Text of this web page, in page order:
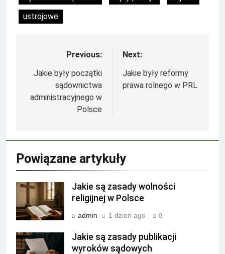
ustrojowe
Nawigacja
wpisu
Previous:
Jakie były początki
sądownictwa
administracyjnego w
Polsce
Next:
Jakie były reformy
prawa rolnego w PRL
Powiązane artykuły
Jakie są zasady wolności
religijnej w Polsce
admin 1 dzień ago 0
Jakie są zasady publikacji
wyroków sądowych